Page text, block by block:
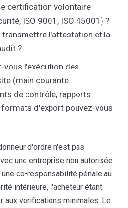
certification volontaire
ISO 9001, ISO 45001) ?
transmettre l'attestation et la
?
vous l'exécution des
(main courante
de contrôle, rapports
d'export pouvez-vous
d'ordre n'est pas
une entreprise non autorisée
co-responsabilité pénale au
intérieure, l'acheteur étant
aux vérifications minimales. Le